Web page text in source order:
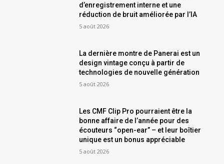
d’enregistrement interne et une
réduction de bruit améliorée par l’IA
5 août 2026
La dernière montre de Panerai est un
design vintage conçu à partir de
technologies de nouvelle génération
5 août 2026
Les CMF Clip Pro pourraient être la
bonne affaire de l’année pour des
écouteurs “open-ear” – et leur boîtier
unique est un bonus appréciable
5 août 2026